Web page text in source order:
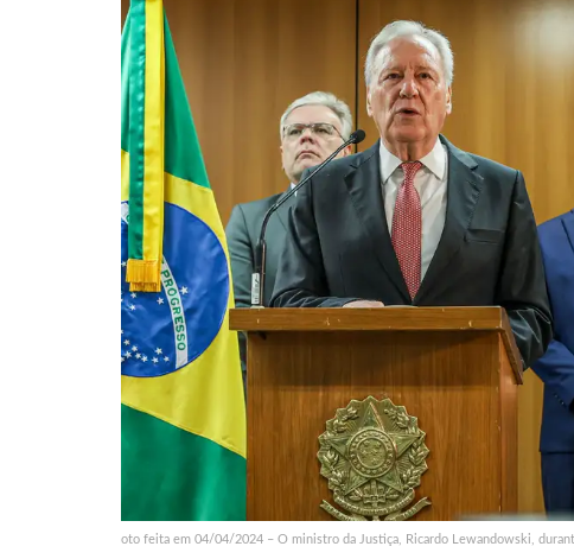
oto feita em 04/04/2024 – O ministro da Justiça, Ricardo Lewandowski,